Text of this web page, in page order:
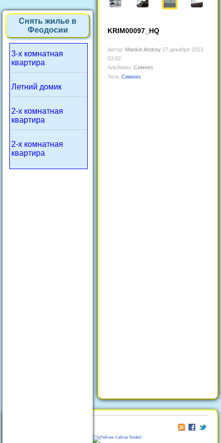
Снять жилье в
Феодосии
3-х комнатная
квартира
Летний домик
2-х комнатная
квартира
2-х комнатная
квартира
KRIM00097_HQ
Автор: Mankin Andrey 17 декабря 2013
03:02
Альбомы: Симеиз
Теги: Симеиз